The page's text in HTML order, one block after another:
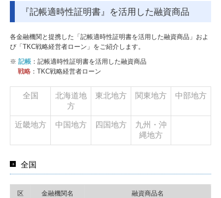
『記帳適時性証明書』を活用した融資商品
各金融機関と提携した「記帳適時性証明書を活用した融資商品」およ
び「TKC戦略経営者ローン」をご紹介します。
※ 記帳 ：記帳適時性証明書を活用した融資商品
戦略 ：TKC戦略経営者ローン
全国
北海道地
方
東北地方 関東地方 中部地方
近畿地方 中国地方 四国地方
九州・沖
縄地方
全国
区
金融機関名 融資商品名